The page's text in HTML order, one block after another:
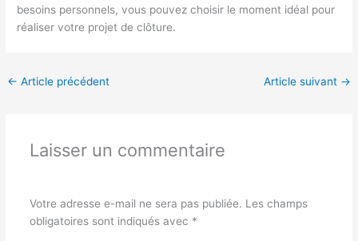
besoins personnels, vous pouvez choisir le moment idéal pour
réaliser votre projet de clôture.
← Article précédent Article suivant →
Laisser un commentaire
Votre adresse e-mail ne sera pas publiée. Les champs
obligatoires sont indiqués avec *